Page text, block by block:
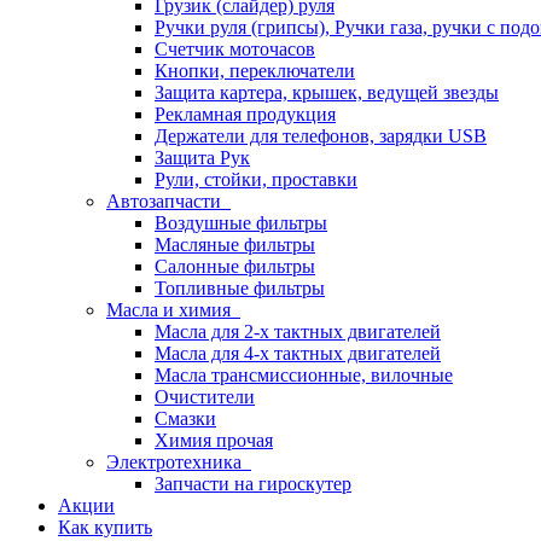
Грузик (слайдер) руля
Ручки руля (грипсы), Ручки газа, ручки с
Счетчик моточасов
Кнопки, переключатели
Защита картера, крышек, ведущей звезды
Рекламная продукция
Держатели для телефонов, зарядки USB
Защита Рук
Рули, стойки, проставки
Автозапчасти
Воздушные фильтры
Масляные фильтры
Салонные фильтры
Топливные фильтры
Масла и химия
Масла для 2-х тактных двигателей
Масла для 4-х тактных двигателей
Масла трансмиссионные, вилочные
Очистители
Смазки
Химия прочая
Электротехника
Запчасти на гироскутер
Акции
Как купить